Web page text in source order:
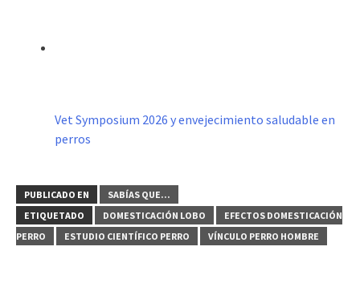
Vet Symposium 2026 y envejecimiento saludable en
perros
PUBLICADO EN
SABÍAS QUE...
ETIQUETADO
DOMESTICACIÓN LOBO
EFECTOS DOMESTICACIÓN
PERRO
ESTUDIO CIENTÍFICO PERRO VÍNCULO PERRO HOMBRE